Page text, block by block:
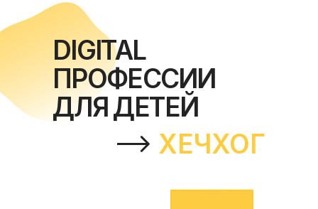
DIGITAL
ПРОФЕССИИ
ДЛЯ ДЕТЕЙ
ХЕЧХОГ